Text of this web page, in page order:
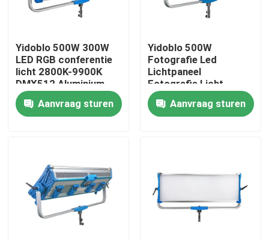
Over ons
Fabriekstocht
Kwaliteitscontrole
Neem contact met ons op
Gevallen
Yidoblo 500W 300W
LED RGB conferentie
licht 2800K-9900K
DMX512 Aluminium
legering Dimmable
voor vergaderingen
Panel licht
Aanvraag sturen
Yidoblo 500W
Fotografie Led
Lichtpaneel
Fotografie Licht
Studio Video Licht
FabriekAanvraag sturen